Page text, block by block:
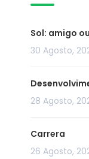
Sol: amigo
30 Agosto,
28 Agosto,
Carrera
26 Agosto,